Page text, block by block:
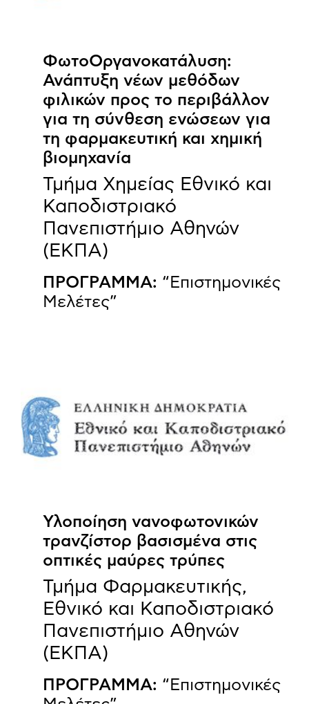
ΦωτοΟργανοκατάλυση:
Ανάπτυξη νέων μεθόδων
φιλικών προς το περιβάλλον
για τη σύνθεση ενώσεων για
τη φαρμακευτική και χημική
βιομηχανία
Τμήμα Χημείας Εθνικό και
Καποδιστριακό
Πανεπιστήμιο Αθηνών
(ΕΚΠΑ)
ΠΡΟΓΡΑΜΜΑ: “Επιστημονικές
Μελέτες”
Υλοποίηση νανοφωτονικών
τρανζίστορ βασισμένα στις
οπτικές μαύρες τρύπες
Τμήμα Φαρμακευτικής,
Εθνικό και Καποδιστριακό
Πανεπιστήμιο Αθηνών
(ΕΚΠΑ)
ΠΡΟΓΡΑΜΜΑ: “Επιστημονικές